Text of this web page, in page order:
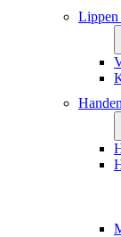
Lippen
Handen